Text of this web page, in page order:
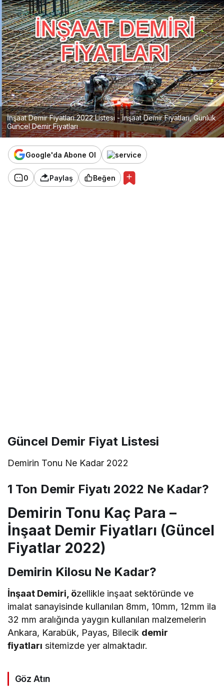
İnşaat Demir Fiyatları 2022 Listesi - İnşaat Demir Fiyatları, Günlük
Güncel Demir Fiyatları
Google'da Abone Ol
0 Paylaş Beğen
Güncel Demir Fiyat Listesi
Demirin Tonu Ne Kadar 2022
1 Ton Demir Fiyatı 2022 Ne Kadar?
Demirin Tonu Kaç Para –
İnşaat Demir Fiyatları (Güncel
Fiyatlar 2022)
Demirin Kilosu Ne Kadar?
İnşaat Demiri, özellikle inşaat sektöründe ve
imalat sanayisinde kullanılan 8mm, 10mm, 12mm ila
32 mm aralığında yaygın kullanılan malzemelerin
Ankara, Karabük, Payas, Bilecik demir
fiyatları sitemizde yer almaktadır.
Göz Atın